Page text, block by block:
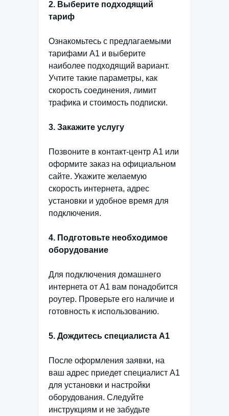
2. Выберите подходящий
тариф
Ознакомьтесь с предлагаемыми
тарифами А1 и выберите
наиболее подходящий вариант.
Учтите такие параметры, как
скорость соединения, лимит
трафика и стоимость подписки.
3. Закажите услугу
Позвоните в контакт-центр А1 или
оформите заказ на официальном
сайте. Укажите желаемую
скорость интернета, адрес
установки и удобное время для
подключения.
4. Подготовьте необходимое
оборудование
Для подключения домашнего
интернета от А1 вам понадобится
роутер. Проверьте его наличие и
готовность к использованию.
5. Дождитесь специалиста А1
После оформления заявки, на
ваш адрес приедет специалист А1
для установки и настройки
оборудования. Следуйте
инструкциям и не забудьте